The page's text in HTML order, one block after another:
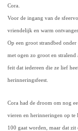
Cora.
Voor de ingang van de
vriendelijk en warm
Op een groot strandbed
met ogen zo groot en
feit dat iedereen die ze lief
herinneringsfeest.
Cora had de droom om nog
vieren en herinneringen op te
100 gaat worden, maar dat zit